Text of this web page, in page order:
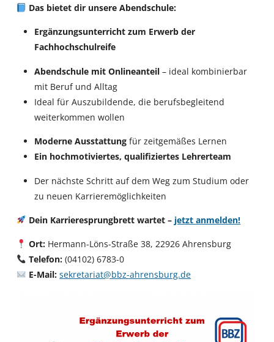
Das bietet dir unsere Abendschule:
Ergänzungsunterricht zum Erwerb der
Fachhochschulreife
Abendschule mit Onlineanteil– ideal kombinierbar
mit Beruf und Alltag
Ideal für Auszubildende, die berufsbegleitend
weiterkommen wollen
Moderne Ausstattungfür zeitgemäßes Lernen
Ein hochmotiviertes, qualifiziertes Lehrerteam
Der nächste Schritt auf dem Weg zum Studium oder
zu neuen Karrieremöglichkeiten
Dein Karrieresprungbrett wartet – jetzt anmelden!
Ort: Hermann-Löns-Straße 38, 22926 Ahrensburg
Telefon: (04102) 6783-0
E-Mail: sekretariat@bbz-ahrensburg.de